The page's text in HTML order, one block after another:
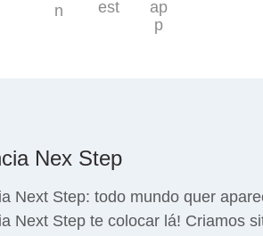
Nex Step
Next Step: todo mundo quer
Next Step te colocar lá! Criamos